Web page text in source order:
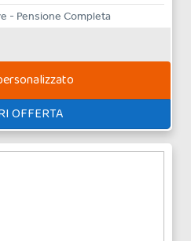
- Pensione Completa
OFFERTA